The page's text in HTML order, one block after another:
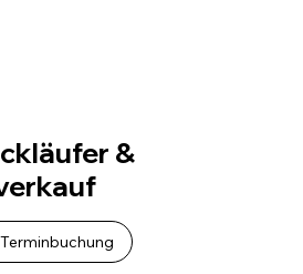
&
Terminbuchung